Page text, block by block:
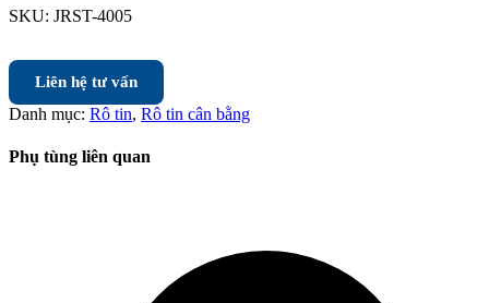
SKU: JRST-4005
Liên hệ tư vấn
Danh mục: Rô tin, Rô tin cân bằng
Phụ tùng liên quan